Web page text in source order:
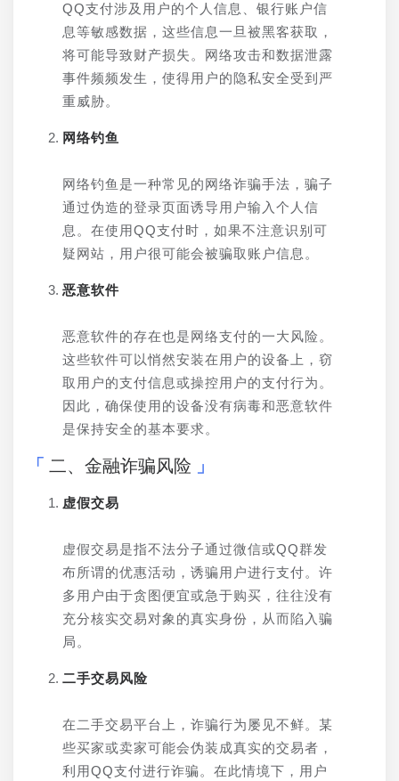
QQ支付涉及用户的个人信息、银行账户信
息等敏感数据，这些信息一旦被黑客获取，
将可能导致财产损失。网络攻击和数据泄露
事件频频发生，使得用户的隐私安全受到严
重威胁。
网络钓鱼
网络钓鱼是一种常见的网络诈骗手法，骗子
通过伪造的登录页面诱导用户输入个人信
息。在使用QQ支付时，如果不注意识别可
疑网站，用户很可能会被骗取账户信息。
恶意软件
恶意软件的存在也是网络支付的一大风险。
这些软件可以悄然安装在用户的设备上，窃
取用户的支付信息或操控用户的支付行为。
因此，确保使用的设备没有病毒和恶意软件
是保持安全的基本要求。
二、金融诈骗风险
虚假交易
虚假交易是指不法分子通过微信或QQ群发
布所谓的优惠活动，诱骗用户进行支付。许
多用户由于贪图便宜或急于购买，往往没有
充分核实交易对象的真实身份，从而陷入骗
局。
二手交易风险
在二手交易平台上，诈骗行为屡见不鲜。某
些买家或卖家可能会伪装成真实的交易者，
利用QQ支付进行诈骗。在此情境下，用户